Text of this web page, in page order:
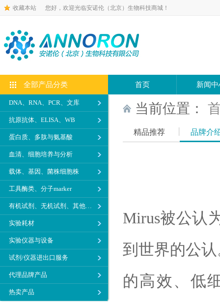
收藏本站 您好，欢迎光临安诺伦（北京）生物科技商城！
全部产品分类
DNA、RNA、PCR、文库
抗原抗体、ELISA、WB
蛋白质、多肽与氨基酸
血清、细胞培养与分析
载体、基因、菌株细胞株
工具酶类、分子marker
有机试剂、无机试剂、其他生化试剂
实验耗材
实验仪器与设备
试剂/仪器进出口服务
代理品牌产品
热卖产品
首页 新闻中
当前位置：
精品推荐 品牌介
Mirus被公认
到世界的公
的高效、低